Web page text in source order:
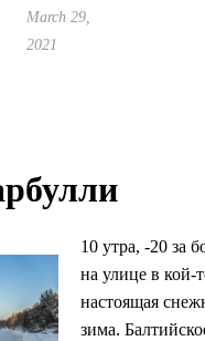
March 29,
2021
10 утра, -20 за
на улице в кой-
настоящая
зима.